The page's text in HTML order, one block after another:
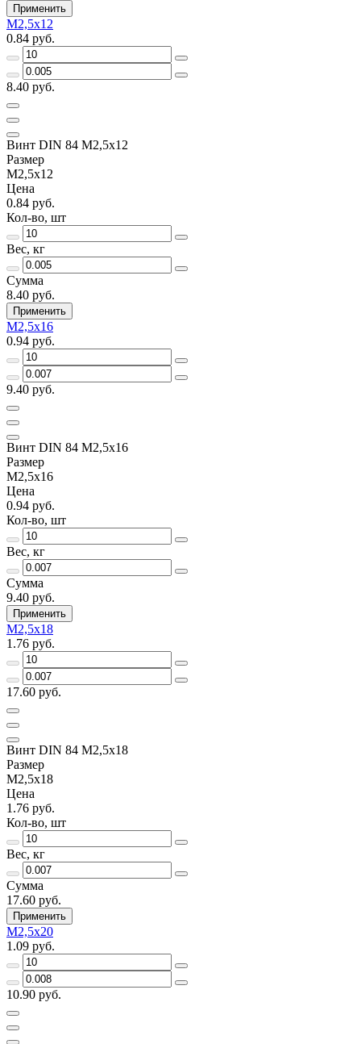
Применить
М2,5х12
0.84 руб.
8.40 руб.
Винт DIN 84 М2,5х12
Размер
М2,5х12
Цена
0.84 руб.
Кол-во, шт
Вес, кг
Сумма
8.40 руб.
Применить
М2,5х16
0.94 руб.
9.40 руб.
Винт DIN 84 М2,5х16
Размер
М2,5х16
Цена
0.94 руб.
Кол-во, шт
Вес, кг
Сумма
9.40 руб.
Применить
М2,5х18
1.76 руб.
17.60 руб.
Винт DIN 84 М2,5х18
Размер
М2,5х18
Цена
1.76 руб.
Кол-во, шт
Вес, кг
Сумма
17.60 руб.
Применить
М2,5х20
1.09 руб.
10.90 руб.